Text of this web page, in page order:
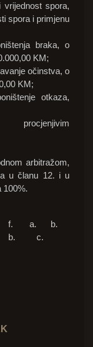
spora,
spora i primjenu
braka, o
KM;
očinstva, o
KM;
otkaza,
arbitražom,
u članu 12. i u
100%.
a. b.
b. c.